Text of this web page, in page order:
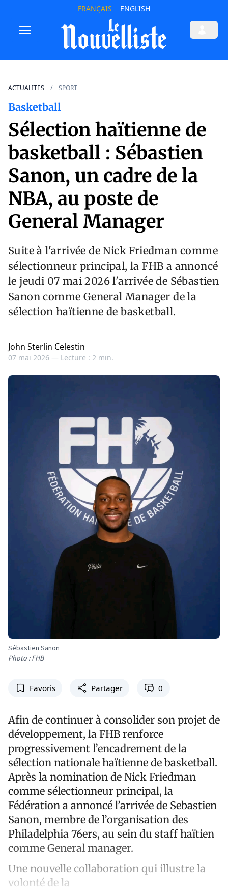
FRANÇAIS ENGLISH
ACTUALITES SPORT
Basketball
Sélection haïtienne de
basketball : Sébastien
Sanon, un cadre de la
NBA, au poste de
General Manager
Suite à l'arrivée de Nick Friedman comme
sélectionneur principal, la FHB a annoncé
le jeudi 07 mai 2026 l'arrivée de Sébastien
Sanon comme General Manager de la
sélection haïtienne de basketball.
John Sterlin Celestin
07 mai 2026 — Lecture : 2 min.
Sébastien Sanon
Photo : FHB
Favoris Partager 0
Afin de continuer à consolider son projet de
développement, la FHB renforce
progressivement l’encadrement de la
sélection nationale haïtienne de basketball.
Après la nomination de Nick Friedman
comme sélectionneur principal, la
Fédération a annoncé l’arrivée de Sebastien
Sanon, membre de l’organisation des
Philadelphia 76ers, au sein du staff haïtien
comme General manager.
Une nouvelle collaboration qui illustre la
volonté de la